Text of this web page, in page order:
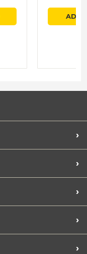
›
›
›
›
›